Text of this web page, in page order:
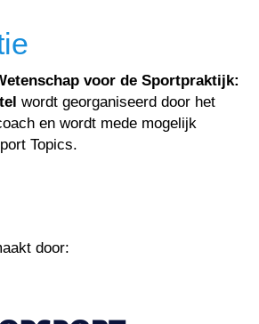
voor de Sportpraktijk:
wordt georganiseerd door het
en wordt mede mogelijk
Topics.
door: